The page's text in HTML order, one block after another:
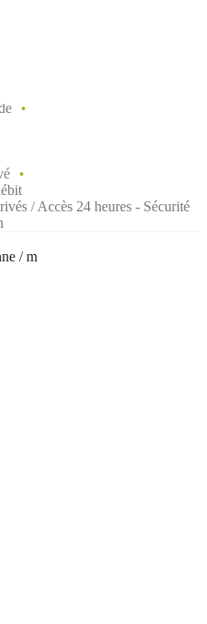
Paris, 75008
/ Accès 24 heures - Sécurité
/ m